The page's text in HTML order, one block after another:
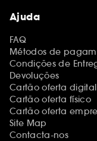
Ajuda
FAQ
Métodos de
Condições de
Devoluções
Cartão oferta digital
Cartão oferta físico
Cartão oferta
Site Map
Contacta-nos